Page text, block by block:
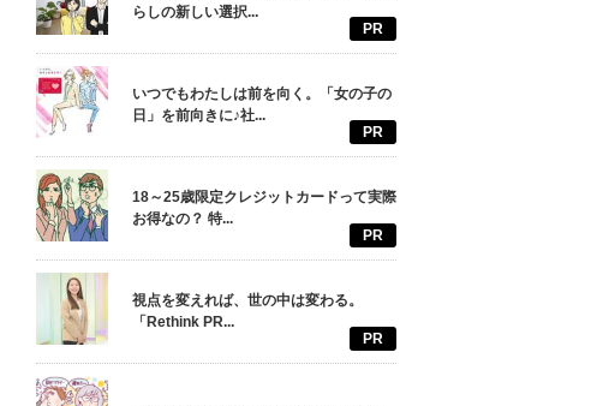
らしの新しい選択...
PR
いつでもわたしは前を向く。「女の子の
日」を前向きに♪社...
PR
18～25歳限定クレジットカードって実際
お得なの？ 特...
PR
視点を変えれば、世の中は変わる。
「Rethink PR...
PR